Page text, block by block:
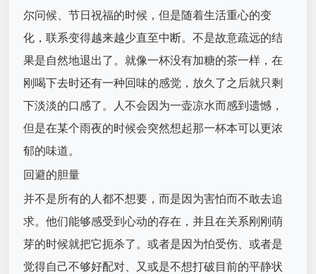
尔问候、节日祝福的时候，但是随着生活重心的变
化，联系变得越来越少直至中断。不是故意疏远的结
果是自然地退出了。就像一杯没有加糖的茶一样，在
刚喝下去时还有一种回味的感觉，放久了之后就只剩
下淡淡的口感了。人不会因为一壶凉水而感到遗憾，
但是在某个雨夜的时候会突然想起那一杯本可以更浓
郁的味道。
回避的胆量
并不是所有的人都不想要，而是因为害怕而不敢去追
求。他们能够感受到心动的存在，并且在关系刚刚萌
芽的时候就把它扼杀了。或者是因为怕受伤、或者是
觉得自己不够好配对、又或是不想打破目前的平静状